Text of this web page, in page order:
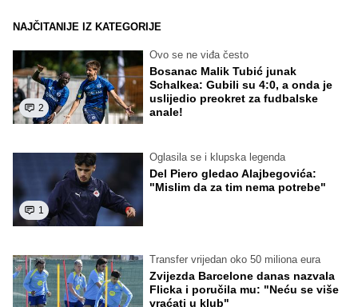
NAJČITANIJE IZ KATEGORIJE
2
Ovo se ne viđa često
Bosanac Malik Tubić junak
Schalkea: Gubili su 4:0, a onda je
uslijedio preokret za fudbalske
anale!
1
Oglasila se i klupska legenda
Del Piero gledao Alajbegovića:
"Mislim da za tim nema potrebe"
Transfer vrijedan oko 50 miliona eura
Zvijezda Barcelone danas nazvala
Flicka i poručila mu: "Neću se više
vraćati u klub"